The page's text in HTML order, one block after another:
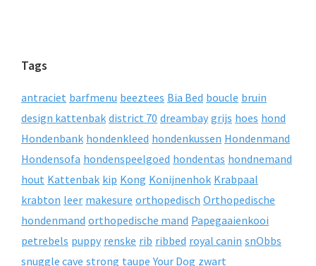
Tags
antraciet barfmenu beeztees Bia Bed boucle bruin
design kattenbak district 70 dreambay grijs hoes hond
Hondenbank hondenkleed hondenkussen Hondenmand
Hondensofa hondenspeelgoed hondentas hondnemand
hout Kattenbak kip Kong Konijnenhok Krabpaal
krabton leer makesure orthopedisch Orthopedische
hondenmand orthopedische mand Papegaaienkooi
petrebels puppy renske rib ribbed royal canin snObbs
snuggle cave strong taupe Your Dog zwart